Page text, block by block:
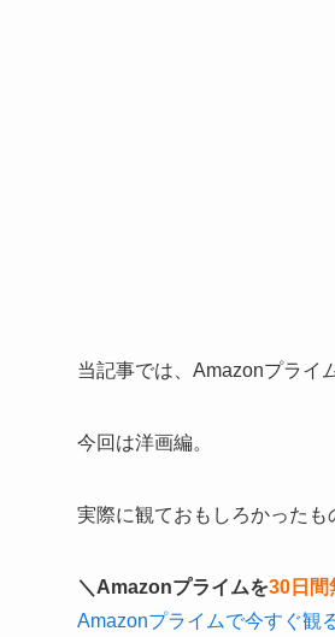
当記事では、Amazonプライ
今回は洋画編。
実際に観ておもしろかったも
＼Amazonプライムを30日間
Amazonプライムで今すぐ観